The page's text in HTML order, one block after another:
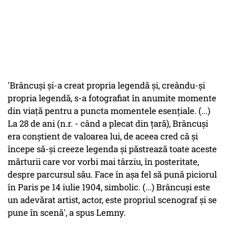
'Brâncuşi şi-a creat propria legendă şi, creându-şi
propria legendă, s-a fotografiat în anumite momente
din viaţă pentru a puncta momentele esenţiale. (...)
La 28 de ani (n.r. - când a plecat din ţară), Brâncuşi
era conştient de valoarea lui, de aceea cred că şi
începe să-şi creeze legenda şi păstrează toate aceste
mărturii care vor vorbi mai târziu, în posteritate,
despre parcursul său. Face în aşa fel să pună piciorul
în Paris pe 14 iulie 1904, simbolic. (...) Brâncuşi este
un adevărat artist, actor, este propriul scenograf şi se
pune în scenă', a spus Lemny.